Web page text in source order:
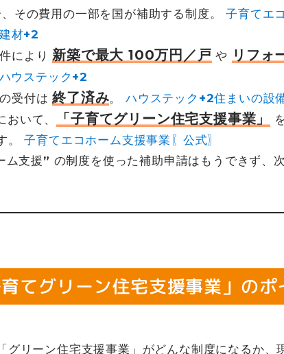
その費用の一部を国が補助する制度。子育てエ
材+2
により 新築で最大 100万円／戸 や リフォ
ウステック+2
受付は終了済み。ハウステック+2住まいの設
いて、
「子育てグリーン住宅支援事業」
。子育てエコホーム支援事業〖公式〗
ム支援” の制度を使った補助申請はもうできず、
てグリーン住宅支援事業」のポ
グリーン住宅支援事業」がどんな制度になるか、